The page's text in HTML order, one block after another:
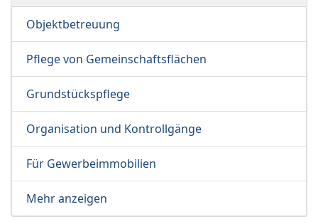
Objektbetreuung
Pflege von Gemeinschaftsflächen
Grundstückspflege
Organisation und Kontrollgänge
Für Gewerbeimmobilien
Mehr anzeigen